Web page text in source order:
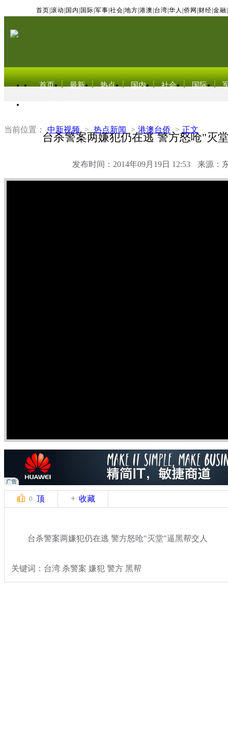
首页 滚动 国内 国际 军事 社会 地方 港澳 台湾 华人 侨网 财经 金融
首页 最新 热点 国内 社会 国际
当前位置： 中新视频 > 热点新闻 > 港澳台侨 > 正文
台杀警案两嫌犯仍在逃 警方怒呛"灭
发布时间：2014年09月19日 12:53 来源：
0 顶 收藏
台杀警案两嫌犯仍在逃 警方怒呛"灭堂"逼黑帮交人
关键词：台湾 杀警案 嫌犯 警方 黑帮